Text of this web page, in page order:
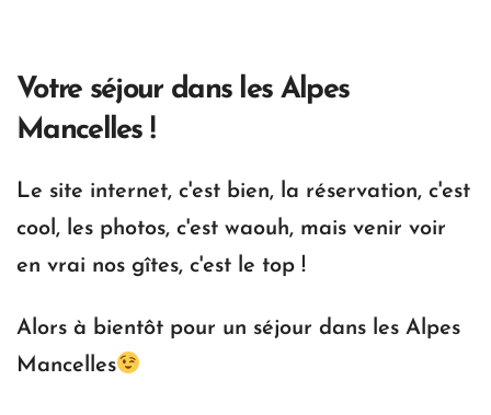
Votre séjour dans les Alpes
Mancelles !
Le site internet, c'est bien, la réservation, c'est
cool, les photos, c'est waouh, mais venir voir
en vrai nos gîtes, c'est le top !
Alors à bientôt pour un séjour dans les Alpes
Mancelles